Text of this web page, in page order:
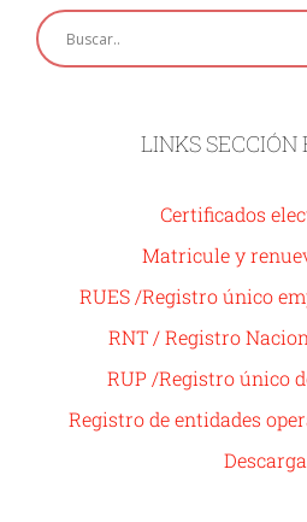
LINKS SECCIÓN
Certificados
Matricule y
RUES /Registro único
RNT / Registro
RUP /Registro único
Registro de entidades